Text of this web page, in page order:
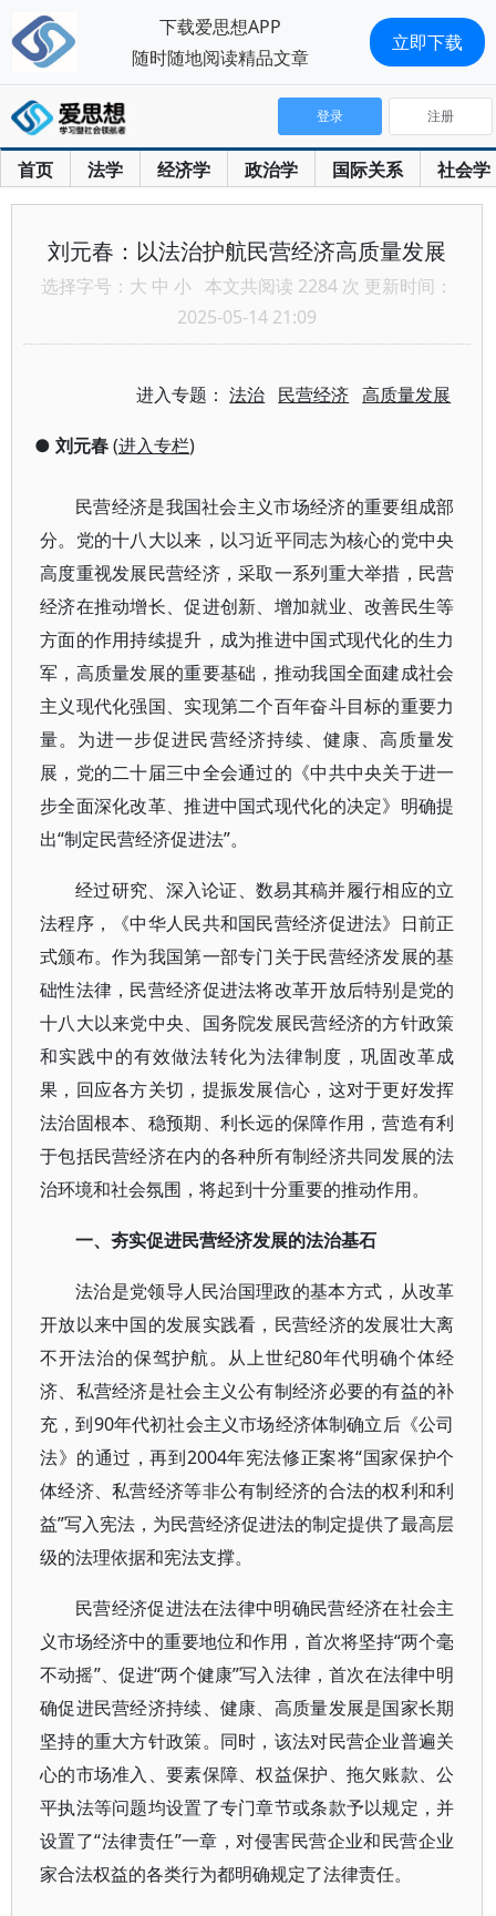
首页 法学 经济学 政治学 国际关系 社会学
登录 注册
刘元春：以法治护航民营经济高质量发展
选择字号： 大 中 小 本文共阅读 2284 次 更新时间：
2025-05-14 21:09
进入专题：法治 民营经济 高质量发展
● 刘元春(进入专栏)
民营经济是我国社会主义市场经济的重要组成部
分。党的十八大以来，以习近平同志为核心的党中央
高度重视发展民营经济，采取一系列重大举措，民营
经济在推动增长、促进创新、增加就业、改善民生等
方面的作用持续提升，成为推进中国式现代化的生力
军，高质量发展的重要基础，推动我国全面建成社会
主义现代化强国、实现第二个百年奋斗目标的重要力
量。为进一步促进民营经济持续、健康、高质量发
展，党的二十届三中全会通过的《中共中央关于进一
步全面深化改革、推进中国式现代化的决定》明确提
出“制定民营经济促进法”。
经过研究、深入论证、数易其稿并履行相应的立
法程序，《中华人民共和国民营经济促进法》日前正
式颁布。作为我国第一部专门关于民营经济发展的基
础性法律，民营经济促进法将改革开放后特别是党的
十八大以来党中央、国务院发展民营经济的方针政策
和实践中的有效做法转化为法律制度，巩固改革成
果，回应各方关切，提振发展信心，这对于更好发挥
法治固根本、稳预期、利长远的保障作用，营造有利
于包括民营经济在内的各种所有制经济共同发展的法
治环境和社会氛围，将起到十分重要的推动作用。
一、夯实促进民营经济发展的法治基石
法治是党领导人民治国理政的基本方式，从改革
开放以来中国的发展实践看，民营经济的发展壮大离
不开法治的保驾护航。从上世纪80年代明确个体经
济、私营经济是社会主义公有制经济必要的有益的补
充，到90年代初社会主义市场经济体制确立后《公司
法》的通过，再到2004年宪法修正案将“国家保护个
体经济、私营经济等非公有制经济的合法的权利和利
益”写入宪法，为民营经济促进法的制定提供了最高层
级的法理依据和宪法支撑。
民营经济促进法在法律中明确民营经济在社会主
义市场经济中的重要地位和作用，首次将坚持“两个毫
不动摇”、促进“两个健康”写入法律，首次在法律中明
确促进民营经济持续、健康、高质量发展是国家长期
坚持的重大方针政策。同时，该法对民营企业普遍关
心的市场准入、要素保障、权益保护、拖欠账款、公
平执法等问题均设置了专门章节或条款予以规定，并
设置了“法律责任”一章，对侵害民营企业和民营企业
家合法权益的各类行为都明确规定了法律责任。
下载爱思想APP
随时随地阅读精品文章
立即下载